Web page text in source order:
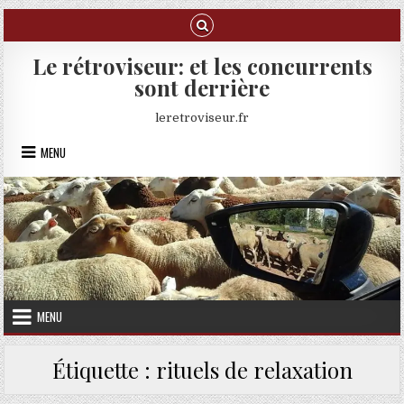
Skip to content
Le rétroviseur: et les concurrents
sont derrière
leretroviseur.fr
MENU
MENU
Étiquette : rituels de relaxation